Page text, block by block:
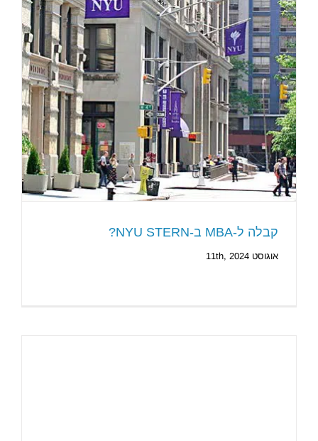
קבלה ל-MBA ב-NYU STERN?
אוגוסט 11th, 2024